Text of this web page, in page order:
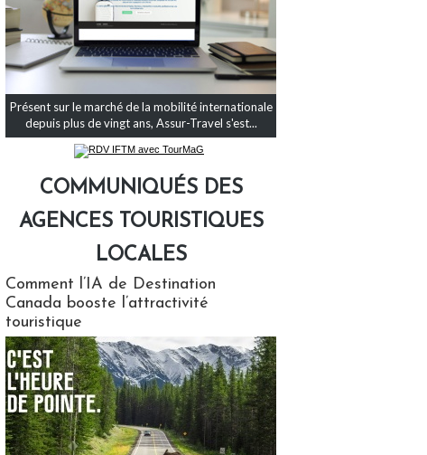
Présent sur le marché de la mobilité internationale
depuis plus de vingt ans, Assur-Travel s'est...
COMMUNIQUÉS DES
AGENCES TOURISTIQUES
LOCALES
Comment l’IA de Destination
Canada booste l’attractivité
touristique